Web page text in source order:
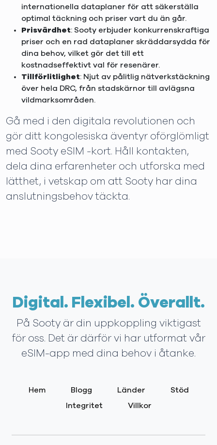
internationella dataplaner för att säkerställa
optimal täckning och priser vart du än går.
Prisvärdhet: Sooty erbjuder konkurrenskraftiga
priser och en rad dataplaner skräddarsydda för
dina behov, vilket gör det till ett
kostnadseffektivt val för resenärer.
Tillförlitlighet: Njut av pålitlig nätverkstäckning
över hela DRC, från stadskärnor till avlägsna
vildmarksområden.
Gå med i den digitala revolutionen och
gör ditt kongolesiska äventyr oförglömligt
med Sooty eSIM -kort. Håll kontakten,
dela dina erfarenheter och utforska med
lätthet, i vetskap om att Sooty har dina
anslutningsbehov täckta.
Digital. Flexibel. Överallt.
På Sooty är din uppkoppling viktigast
för oss. Det är därför vi har utformat vår
eSIM-app med dina behov i åtanke.
Hem Blogg Länder
Stöd
Integritet
Villkor